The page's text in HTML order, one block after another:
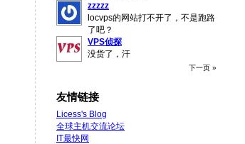
zzzzz
locvps的网站打不开了，不是跑路
了吧？
VPS侦探
没货了，汗
下一页 »
友情链接
Licess's Blog
全球主机交流论坛
IT最快网